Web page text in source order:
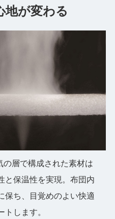
地が変わる
の層で構成された素材は
と保温性を実現。布団内
保ち、目覚めのよい快適
トします。